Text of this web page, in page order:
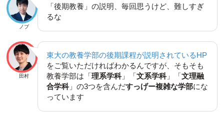
ノブ
「後期教養」の説明、毎回思うけど、難しすぎ
るな
田村
東大の教養学部の後期課程が説明されているHP
をご覧いただければわかるんですが、そもそも
教養学部は「理系学科」「文系学科」「文理融
合学科」の3つを含んだすっげー複雑な学部にな
っています